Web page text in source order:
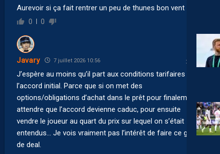
Aurevoir si ça fait rentrer un peu de thunes bon vent
0 0
Javary 7 juillet 2026 10:56
J’espère au moins qu’il part aux conditions tarifaires de
l’accord initial. Parce que si on met des
options/obligations d’achat dans le prêt pour finalement
attendre que l’accord devienne caduc, pour ensuite
vendre le joueur au quart du prix sur lequel on s’était
entendus… Je vois vraiment pas l’intérêt de faire ce genre
de deal.